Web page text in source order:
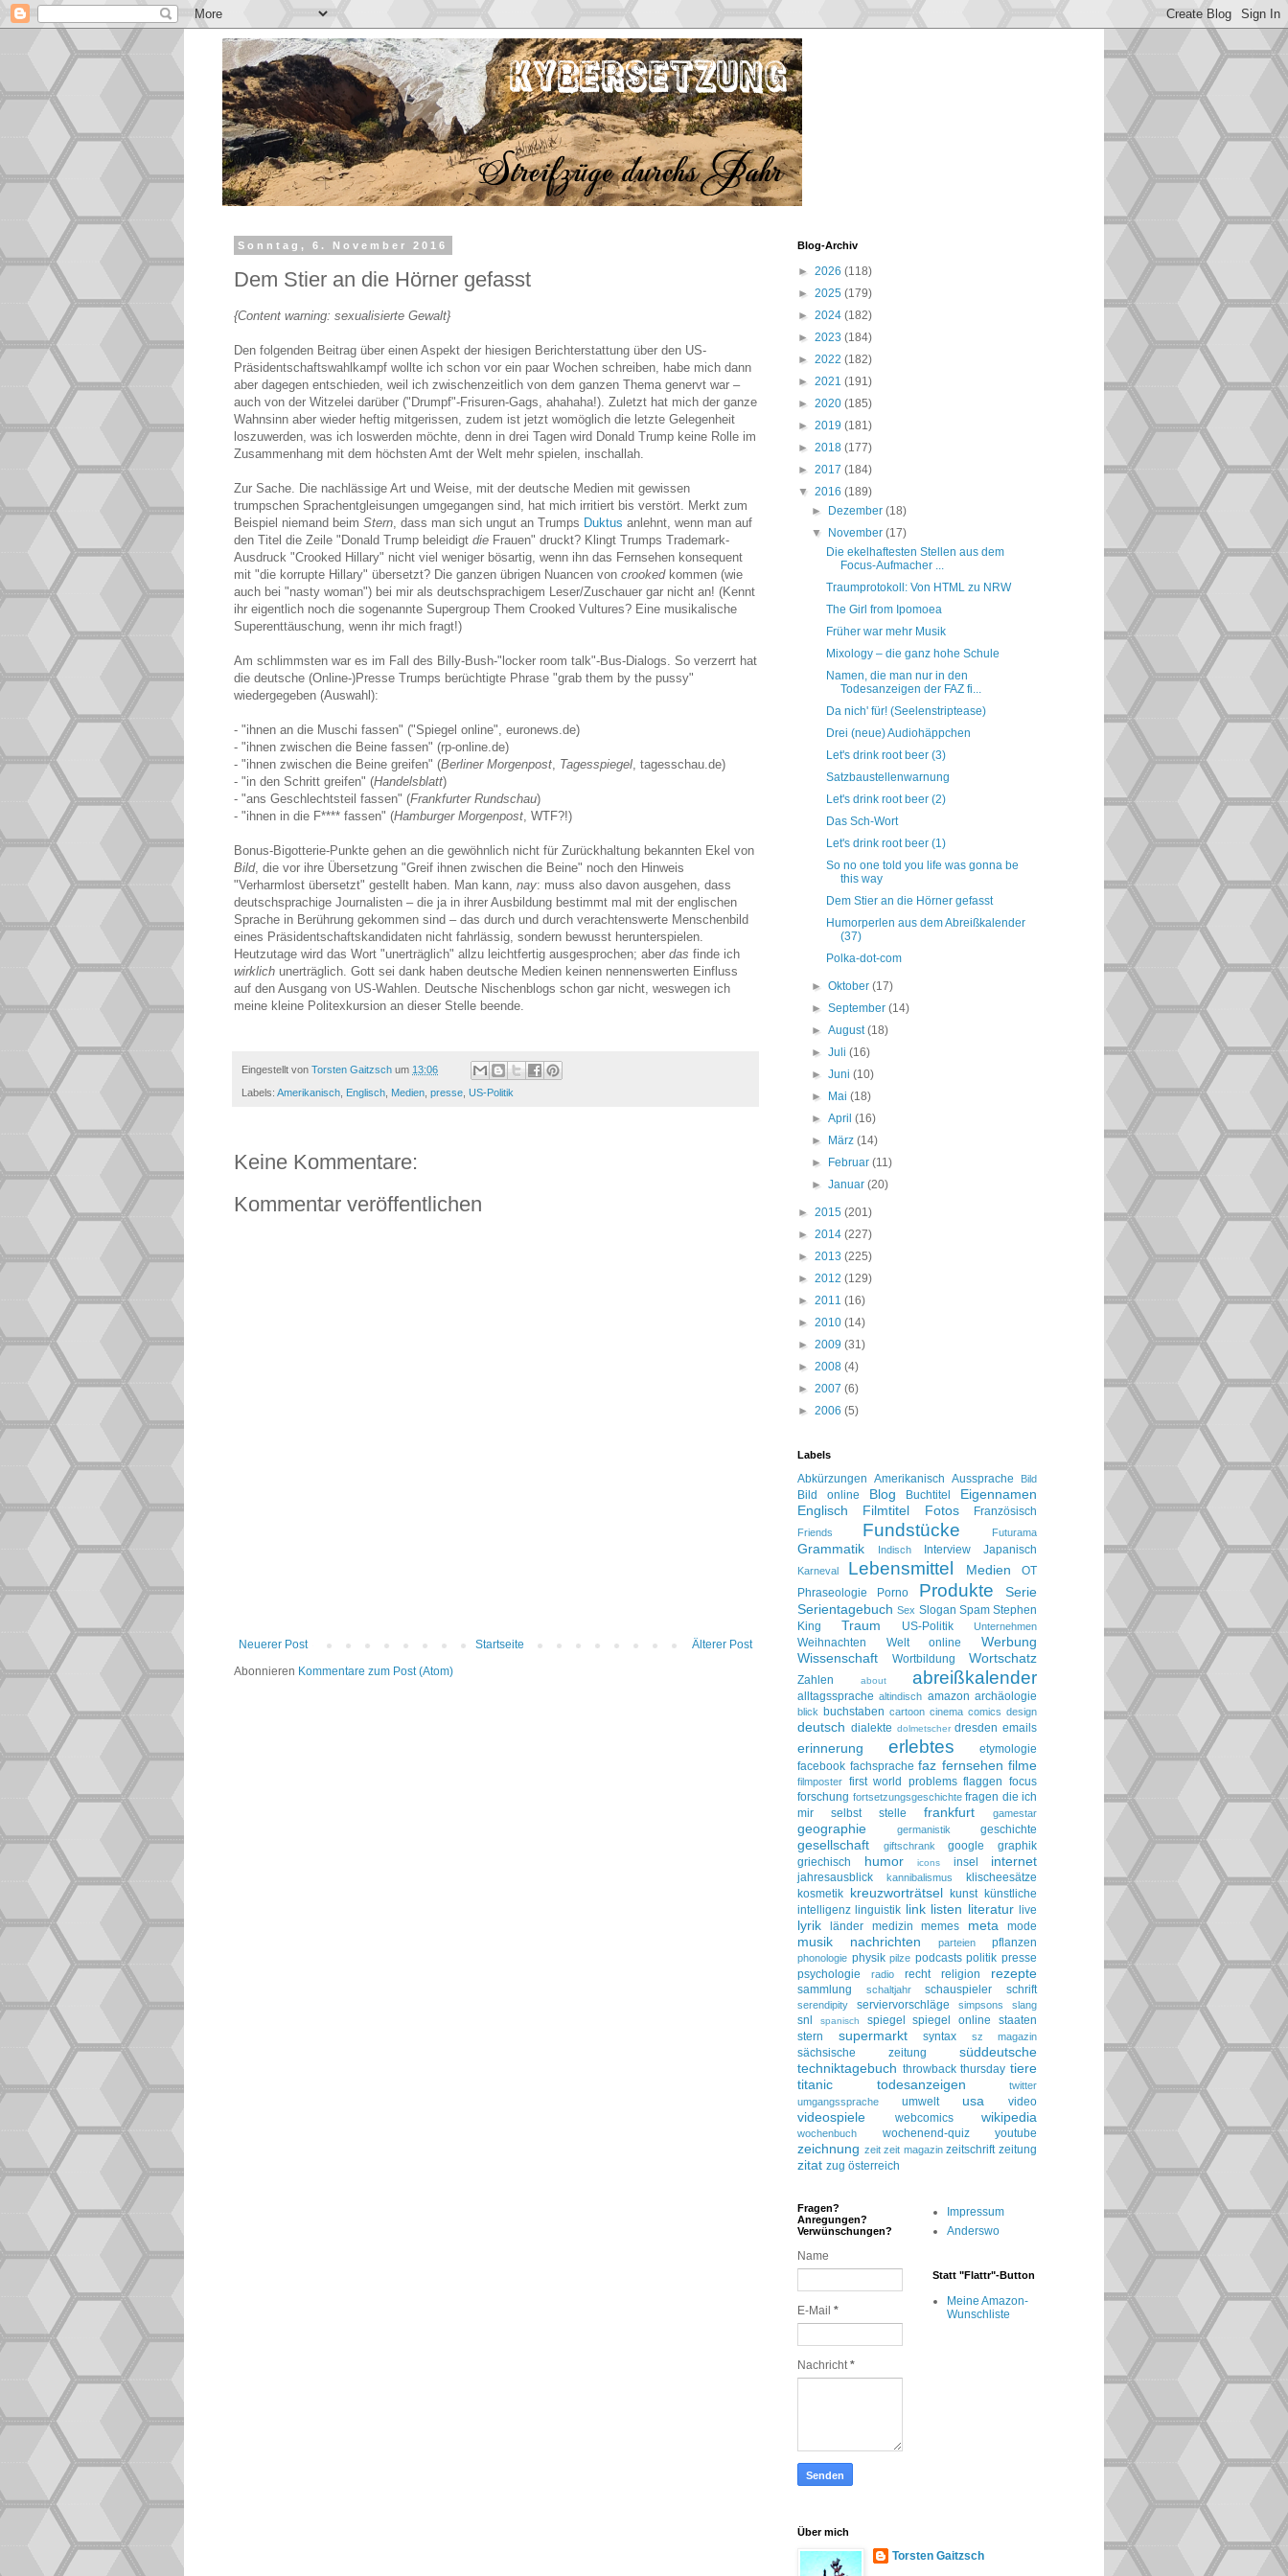
Sonntag, 6. November 2016
Dem Stier an die Hörner gefasst
{Content warning: sexualisierte Gewalt}
Den folgenden Beitrag über einen Aspekt der hiesigen Berichterstattung über den US-
Präsidentschaftswahlkampf wollte ich schon vor ein paar Wochen schreiben, habe mich dann
aber dagegen entschieden, weil ich zwischenzeitlich von dem ganzen Thema genervt war –
auch von der Witzelei darüber ("Drumpf"-Frisuren-Gags, ahahaha!). Zuletzt hat mich der ganze
Wahnsinn aber wieder heftig mitgerissen, zudem ist jetzt womöglich die letzte Gelegenheit
loszuwerden, was ich loswerden möchte, denn in drei Tagen wird Donald Trump keine Rolle im
Zusammenhang mit dem höchsten Amt der Welt mehr spielen, inschallah.
Zur Sache. Die nachlässige Art und Weise, mit der deutsche Medien mit gewissen
trumpschen Sprachentgleisungen umgegangen sind, hat mich irritiert bis verstört. Merkt zum
Beispiel niemand beim Stern , dass man sich ungut an Trumps Duktus anlehnt, wenn man auf
den Titel die Zeile "Donald Trump beleidigt die Frauen" druckt? Klingt Trumps Trademark-
Ausdruck "Crooked Hillary" nicht viel weniger bösartig, wenn ihn das Fernsehen konsequent
mit "die korrupte Hillary" übersetzt? Die ganzen übrigen Nuancen von crookedkommen (wie
auch bei "nasty woman") bei mir als deutschsprachigem Leser/Zuschauer gar nicht an! (Kennt
ihr eigentlich noch die sogenannte Supergroup Them Crooked Vultures? Eine musikalische
Superenttäuschung, wenn ihr mich fragt!)
Am schlimmsten war es im Fall des Billy-Bush-"locker room talk"-Bus-Dialogs. So verzerrt hat
die deutsche (Online-)Presse Trumps berüchtigte Phrase "grab them by the pussy"
wiedergegeben (Auswahl):
- "ihnen an die Muschi fassen" ("Spiegel online", euronews.de)
- "ihnen zwischen die Beine fassen" (rp-online.de)
- "ihnen zwischen die Beine greifen" (Berliner Morgenpost Tagesspiegel , tagesschau.de)
- "in den Schritt greifen" (Handelsblatt)
- "ans Geschlechtsteil fassen" (Frankfurter Rundschau)
- "ihnen in die F**** fassen" (Hamburger Morgenpost , WTF?!)
Bonus-Bigotterie-Punkte gehen an die gewöhnlich nicht für Zurückhaltung bekannten Ekel von
Bild, die vor ihre Übersetzung "Greif ihnen zwischen die Beine" noch den Hinweis
"Verharmlost übersetzt" gestellt haben . Man kann, nay: muss also davon ausgehen, dass
deutschsprachige Journalisten – die ja in ihrer Ausbildung bestimmt mal mit der englischen
Sprache in Berührung gekommen sind – das durch und durch verachtenswerte Menschenbild
eines Präsidentschaftskandidaten nicht fahrlässig, sondern bewusst herunterspielen.
Heutzutage wird das Wort "unerträglich" allzu leichtfertig ausgesprochen; aber das finde ich
wirklich unerträglich. Gott sei dank haben deutsche Medien keinen nennenswerten Einfluss
auf den Ausgang von US-Wahlen. Deutsche Nischenblogs schon gar nicht, weswegen ich
meine kleine Politexkursion an dieser Stelle beende.
Eingestellt von Torsten Gaitzsch um 13:06
Labels: Amerikanisch Englisch Medien presse US-Politik
Keine Kommentare:
Kommentar veröffentlichen
Neuerer Post Älterer Post
Startseite
Abonnieren Kommentare zum Post (Atom)
Blog-Archiv
► 2026 (118)
► 2025 (179)
► 2024 (182)
► 2023 (184)
► 2022 (182)
► 2021 (191)
► 2020 (185)
► 2019 (181)
► 2018 (177)
► 2017 (184)
▼ 2016 (189)
►
Dezember(18)
▼
November(17)
Die ekelhaftesten Stellen aus dem
Focus-Aufmacher ...
Traumprotokoll: Von HTML zu NRW
The Girl from Ipomoea
Früher war mehr Musik
Mixology – die ganz hohe Schule
Namen, die man nur in den
Todesanzeigen der FAZ fi...
Da nich' für! (Seelenstriptease)
Drei (neue) Audiohäppchen
Let's drink root beer (3)
Satzbaustellenwarnung
Let's drink root beer (2)
Das Sch-Wort
Let's drink root beer (1)
So no one told you life was gonna be
this way
Dem Stier an die Hörner gefasst
Humorperlen aus dem Abreißkalender
(37)
Polka-dot-com
►Oktober(17)
►September(14)
►August(18)
►Juli(16)
►Juni(10)
►
Mai(18)
►April(16)
►
März(14)
►
Februar(11)
►Januar(20)
► 2015 (201)
► 2014 (227)
► 2013 (225)
► 2012 (129)
► 2011 (16)
► 2010 (14)
► 2009 (31)
► 2008 (4)
► 2007 (6)
► 2006 (5)
Labels
Abkürzungen Amerikanisch Aussprache Bild
Bild online Blog Buchtitel
Eigennamen
Englisch
Filmtitel Fotos Französisch
Friends Fundstücke Futurama
Grammatik Indisch Interview Japanisch
Karneval Lebensmittel Medien
OT
Phraseologie
Porno Produkte
Serie
Serientagebuch Sex Slogan Spam Stephen
King
Traum US-Politik Unternehmen
Weihnachten Welt online
Werbung
Wissenschaft
Wortbildung Wortschatz
Zahlen about abreißkalender
alltagssprache altindisch amazon archäologie
blick buchstaben cartoon cinema comics design
deutsch dialekte dolmetscher dresden emails
erinnerung erlebtes
etymologie
facebook fachsprache faz fernsehen filme
filmposter first world problems flaggen focus
forschung fortsetzungsgeschichte fragen die ich
mir selbst stelle
frankfurt gamestar
geographie germanistik geschichte
gesellschaft giftschrank google
graphik
griechisch
humor icons insel internet
jahresausblick kannibalismus
klischeesätze
kosmetik kreuzworträtsel kunst
künstliche
intelligenz linguistik link listen literatur live
lyrik länder medizin memes meta mode
musik nachrichten parteien pflanzen
phonologie physik pilze podcasts politik presse
psychologie
radio recht religion rezepte
sammlung schaltjahr schauspieler schrift
serendipity serviervorschläge simpsons slang
snl spanisch spiegel spiegel online
staaten
stern
supermarkt syntax sz magazin
sächsische zeitung
süddeutsche
techniktagebuch throwback thursday tiere
titanic
todesanzeigen
twitter
umgangssprache
umwelt usa video
videospiele webcomics wikipedia
wochenbuch wochenend-quiz youtube
zeichnung zeit zeit magazin zeitschrift zeitung
zitat zug österreich
Fragen?
Anregungen?
Verwünschungen?
Name
E-Mail *
Nachricht*
Impressum
Anderswo
Statt "Flattr"-Button
Meine Amazon-
Wunschliste
Über mich
Torsten Gaitzsch